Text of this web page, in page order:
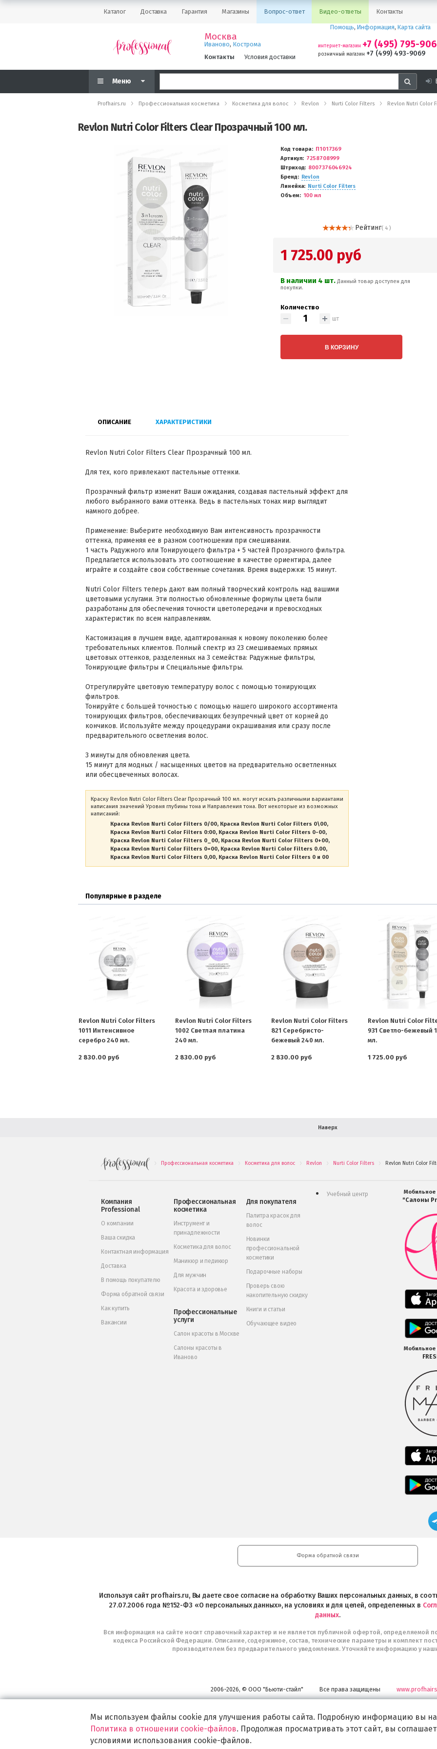
Каталог Доставка Гарантия Магазины Вопрос-ответ Видео-ответы Контакты
Москва
Иваново, Кострома
Контакты
Условия доставки
Помощь, Информация, Карта сайта
интернет-магазин +7 (495) 795-
розничный магазин +7 (499) 493-9069
Меню
Profhairs.ru Профессиональная косметика Косметика для волос Revlon Nurti Color Filters Revlon Nutri Color
Revlon Nutri Color Filters Clear Прозрачный 100 мл.
Код товара
П1017369
Артикул
7258708999
Штриход
8007376046924
Бренд
Revlon
Линейка
Nurti Color Filters
Объем
100 мл
Рейтинг( 4 )
1 725.00 руб
В наличии 4 шт.Данный товар доступен для
покупки.
Количество
шт
В КОРЗИНУ
ОПИСАНИЕ ХАРАКТЕРИСТИКИ
Revlon Nutri Color Filters Clear Прозрачный 100 мл.
Для тех, кого привлекают пастельные оттенки.
Прозрачный фильтр изменит Ваши ожидания, создавая пастельный эффект для
любого выбранного вами оттенка. Ведь в пастельных тонах мир выглядит
намного добрее.
Применение: Выберите необходимую Вам интенсивность прозрачности
оттенка, применяя ее в разном соотношении при смешивании.
1 часть Радужного или Тонирующего фильтра + 5 частей Прозрачного фильтра.
Предлагается использовать это соотношение в качестве ориентира, далее
играйте и создайте свои собственные сочетания. Время выдержки: 15 минут.
Nutri Color Filters теперь дают вам полный творческий контроль над вашими
цветовыми услугами. Эти полностью обновленные формулы цвета были
разработаны для обеспечения точности цветопередачи и превосходных
характеристик по всем направлениям.
Кастомизация в лучшем виде, адаптированная к новому поколению более
требовательных клиентов. Полный спектр из 23 смешиваемых прямых
цветовых оттенков, разделенных на 3 семейства: Радужные фильтры,
Тонирующие фильтры и Специальные фильтры.
Отрегулируйте цветовую температуру волос с помощью тонирующих
фильтров.
Тонируйте с большей точностью с помощью нашего широкого ассортимента
тонирующих фильтров, обеспечивающих безупречный цвет от корней до
кончиков. Используйте между процедурами окрашивания или сразу после
предварительного осветления волос.
3 минуты для обновления цвета.
15 минут для модных / насыщенных цветов на предварительно осветленных
или обесцвеченных волосах.
Краску Revlon Nutri Color Filters Clear Прозрачный 100 мл. могут искать различными вариантами
написания значений Уровня глубины тона и Направления тона. Вот некоторые из возможных
написаний:
Краска Revlon Nurti Color Filters 0/00 Краска Revlon Nurti Color Filters 0\00
Краска Revlon Nurti Color Filters 0:00 Краска Revlon Nurti Color Filters 0-00
Краска Revlon Nurti Color Filters 0_00 Краска Revlon Nurti Color Filters 0+00
Краска Revlon Nurti Color Filters 0=00 Краска Revlon Nurti Color Filters 0.00
Краска Revlon Nurti Color Filters 0,00 Краска Revlon Nurti Color Filters 0 и 00
Популярные в разделе
Revlon Nutri Color Filters
1011 Интенсивное
серебро 240 мл.
2 830.00 руб
Revlon Nutri Color Filters
1002 Светлая платина
240 мл.
2 830.00 руб
Revlon Nutri Color Filters
821 Серебристо-
бежевый 240 мл.
2 830.00 руб
Revlon Nutri Color
931 Светло-бежевый
мл.
1 725.00 руб
Наверх
Профессиональная косметика Косметика для волос Revlon Nurti Color Filters Revlon Nutri Color
Компания
Professional
О компании
Ваша скидка
Контактная информация
Доставка
В помощь покупателю
Форма обратной связи
Как купить
Вакансии
Профессиональная
косметика
Инструмент и
принадлежности
Косметика для волос
Маникюр и педикюр
Для мужчин
Красота и здоровье
Профессиональные
услуги
Салон красоты в Москве
Салоны красоты в
Иваново
Для покупателя
Палитра красок для
волос
Новинки
профессиональной
косметики
Подарочные наборы
Проверь свою
накопительную скидку
Книги и статьи
Обучающее видео
Учебный центр Мобильное
"Салоны
Мобильное
Форма обратной связи
Используя сайт profhairs.ru, Вы даете свое согласие на обработку Ваших персональных данных, в
27.07.2006 года №152-ФЗ «О персональных данных», на условиях и для целей, определенных в
данных.
Вся информация на сайте носит справочный характер и не является публичной офертой, определяемой
кодекса Российской Федерации. Описание, содержимое, состав, технические параметры и комплект
производителем без предварительного уведомления. Уточняйте информацию у
2006-2026, © ООО "Бьюти-стайл" Все права защищены
Мы используем файлы cookie для улучшения работы сайта. Подробную информацию вы
Политика в отношении cookie-файлов. Продолжая просматривать этот сайт, вы
условиями использования cookie-файлов.